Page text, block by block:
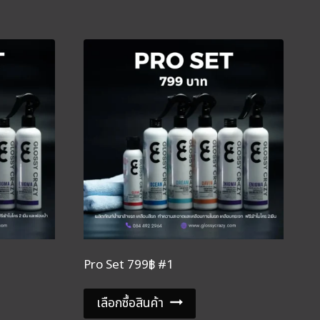
Pro Set 799฿ #1
เลือกซื้อสินค้า